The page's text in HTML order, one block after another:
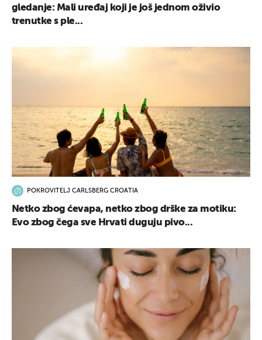
gledanje: Mali uređaj koji je još jednom oživio
trenutke s ple...
POKROVITELJ CARLSBERG CROATIA
Netko zbog ćevapa, netko zbog drške za motiku:
Evo zbog čega sve Hrvati duguju pivo...